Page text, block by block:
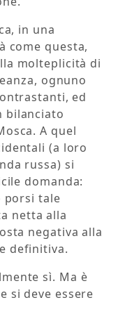
in una
come questa,
molteplicità di
ognuno
ed
bilanciato
A quel
(a loro
russa) si
domanda:
porsi tale
netta alla
negativa alla
definitiva.
sì. Ma è
si deve essere